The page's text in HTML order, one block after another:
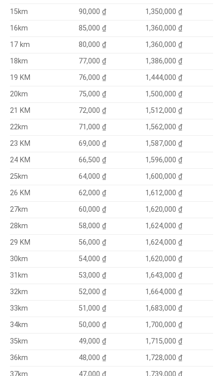
15km
90,000 ₫
1,350,000 ₫
16km
85,000 ₫
1,360,000 ₫
17 km
80,000 ₫
1,360,000 ₫
18km
77,000 ₫
1,386,000 ₫
19 KM
76,000 ₫
1,444,000 ₫
20km
75,000 ₫
1,500,000 ₫
21 KM
72,000 ₫
1,512,000 ₫
22km
71,000 ₫
1,562,000 ₫
23 KM
69,000 ₫
1,587,000 ₫
24 KM
66,500 ₫
1,596,000 ₫
25km
64,000 ₫
1,600,000 ₫
26 KM
62,000 ₫
1,612,000 ₫
27km
60,000 ₫
1,620,000 ₫
28km
58,000 ₫
1,624,000 ₫
29 KM
56,000 ₫
1,624,000 ₫
30km
54,000 ₫
1,620,000 ₫
31km
53,000 ₫
1,643,000 ₫
32km
52,000 ₫
1,664,000 ₫
33km
51,000 ₫
1,683,000 ₫
34km
50,000 ₫
1,700,000 ₫
35km
49,000 ₫
1,715,000 ₫
36km
48,000 ₫
1,728,000 ₫
37km
47,000 ₫ 1,739,000 ₫